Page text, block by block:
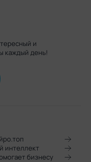
и
каждый день!
интеллект
бизнесу